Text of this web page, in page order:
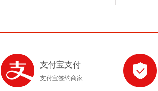
支付宝支付
支付宝签约商家